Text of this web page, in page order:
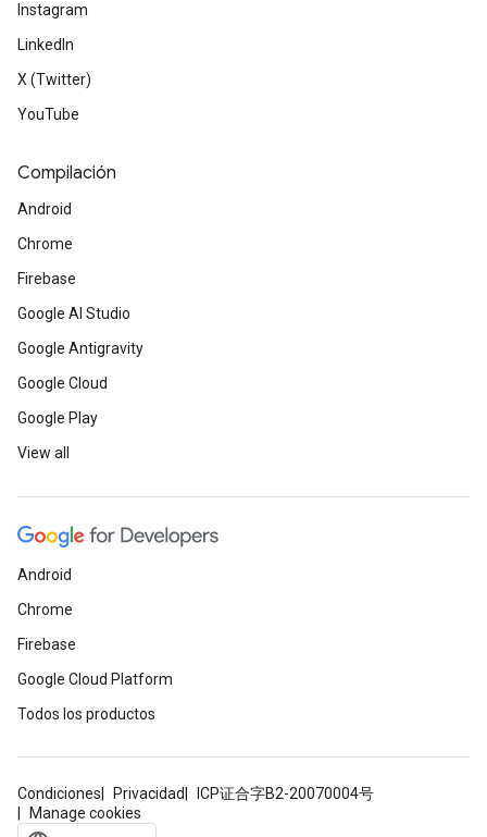
Instagram
LinkedIn
X (Twitter)
YouTube
Compilación
Android
Chrome
Firebase
Google AI Studio
Google Antigravity
Google Cloud
Google Play
View all
Android
Chrome
Firebase
Google Cloud Platform
Todos los productos
Condiciones Privacidad
ICP证合字B2-20070004号
Manage cookies